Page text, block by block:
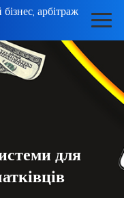
арбітраж
для